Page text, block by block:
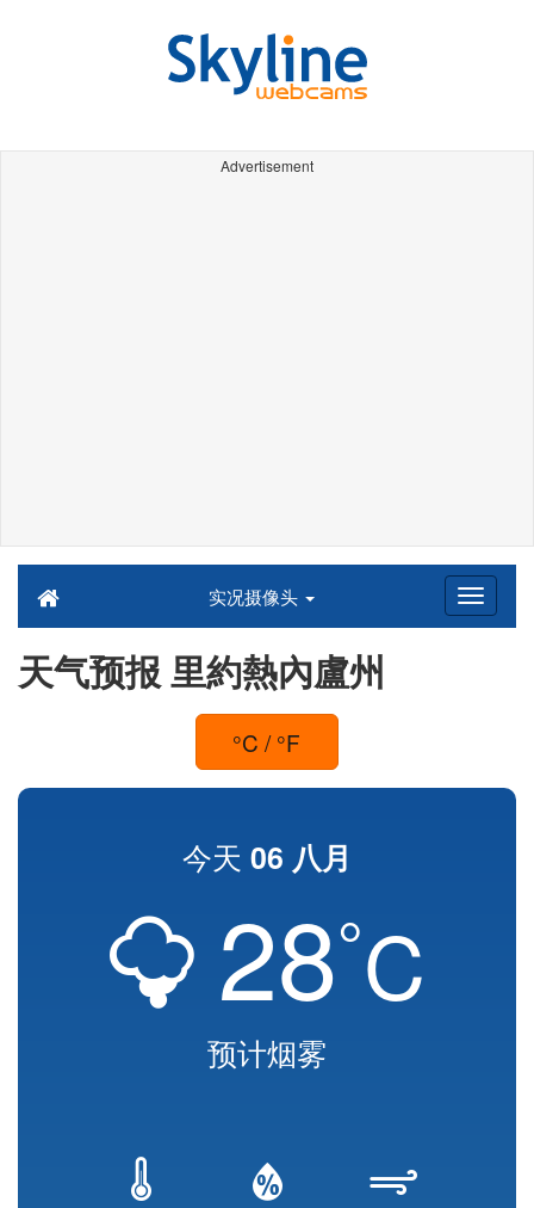
Advertisement
实况摄像头
天气预报 里約熱內盧州
°C / °F
今天 06 八月
28°C
预计烟雾